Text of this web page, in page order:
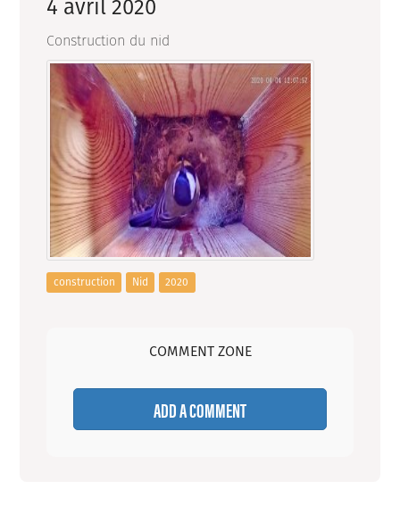
Construction du nid
construction Nid 2020
COMMENT ZONE
ADD A COMMENT